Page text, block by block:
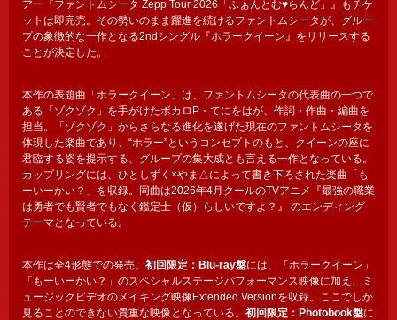
アー『ファントムシータ Zepp Tour 2026「ふぁんとむ♥らんど」』もチケ
ットは即完売。その勢いのまま躍進を続けるファントムシータが、グルー
プの象徴的な一作となる2ndシングル『ホラークイーン』をリリースする
ことが決定した。
本作の表題曲「ホラークイーン」は、ファントムシータの代表曲の一つで
ある「ゾクゾク」を手がけたボカロP・てにをはが、作詞・作曲・編曲を
担当。「ゾクゾク」からさらなる進化を遂げた現在のファントムシータを
体現した楽曲であり、“ホラー”というコンセプトのもと、クイーンの座に
君臨する姿を提示する、グループの集大成とも言える一作となっている。
カップリングには、ひとしずく×やま△によって書き下ろされた楽曲「も
ーいーかい？」を収録。同曲は2026年4月クールのTVアニメ『最強の職業
は勇者でも賢者でもなく鑑定⼠（仮）らしいですよ？』 のエンディング
テーマとなっている。
本作は全4形態での発売。 初回限定：Blu-ray盤には、「ホラークイーン」
「もーいーかい？」のスペシャルステージパフォーマンス映像に加え、ミ
ュージックビデオのメイキング映像Extended Versionを収録。ここでしか
見ることのできない貴重な映像となっている。 初回限定：Photobook盤に